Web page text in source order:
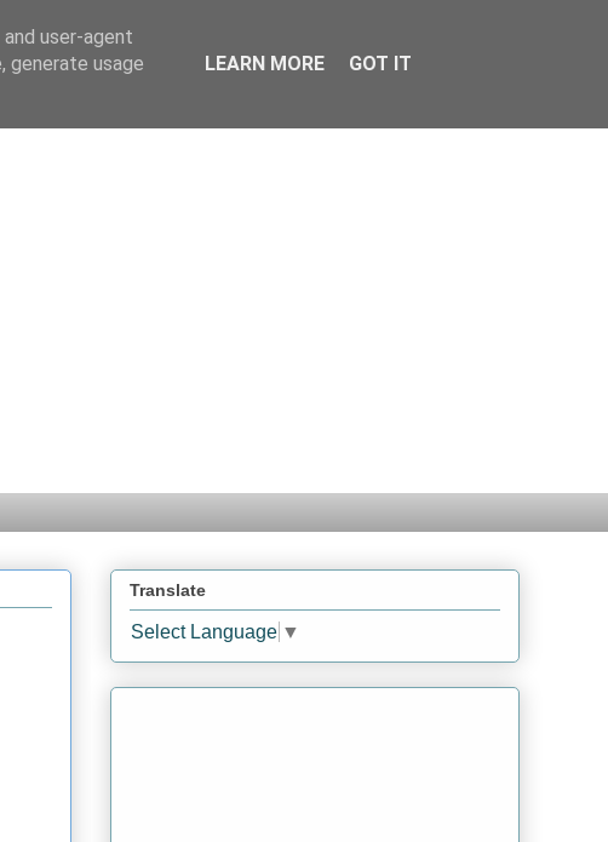
Translate
Select Language ▼
user-agent
generate usage
LEARN MORE GOT IT